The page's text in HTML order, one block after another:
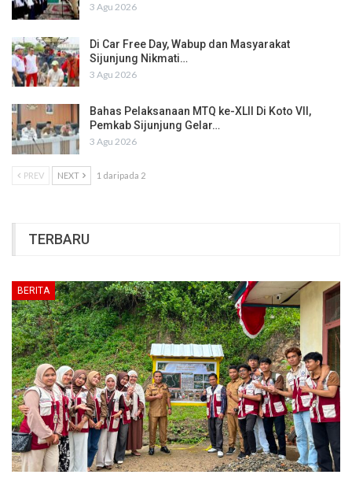
3 Agu 2026
Di Car Free Day, Wabup dan Masyarakat
Sijunjung Nikmati…
3 Agu 2026
Bahas Pelaksanaan MTQ ke-XLII Di Koto VII,
Pemkab Sijunjung Gelar…
3 Agu 2026
PREV NEXT 1 daripada 2
TERBARU
BERITA